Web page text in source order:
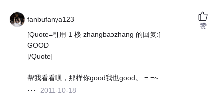
fanbufanya123
[Quote=引用 1 楼 zhangbaozhang 的回复:]
GOOD
[/Quote]
帮我看看呗，那样你good我也good。 = =~
2011-10-18
赞